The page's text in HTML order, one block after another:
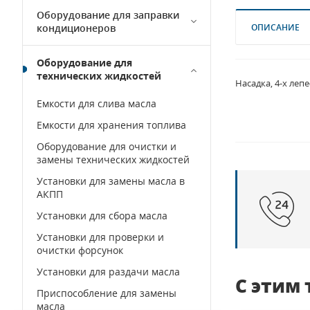
Оборудование для заправки
кондиционеров
Оборудование для
технических жидкостей
Емкости для слива масла
Емкости для хранения топлива
Оборудование для очистки и
замены технических жидкостей
Установки для замены масла в
АКПП
Установки для сбора масла
Установки для проверки и
очистки форсунок
Установки для раздачи масла
Приспособление для замены
масла
ОПИСАНИЕ
Насадка, 4-х
С этим